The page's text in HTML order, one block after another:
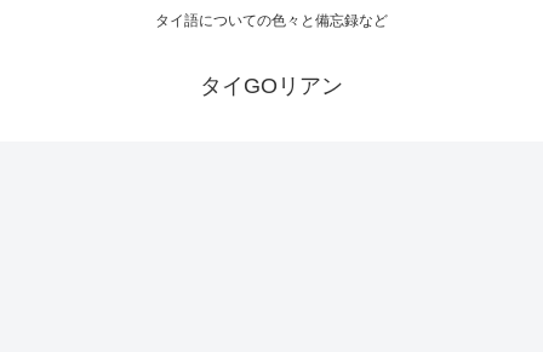
タイ語についての色々と備忘録など
タイGOリアン